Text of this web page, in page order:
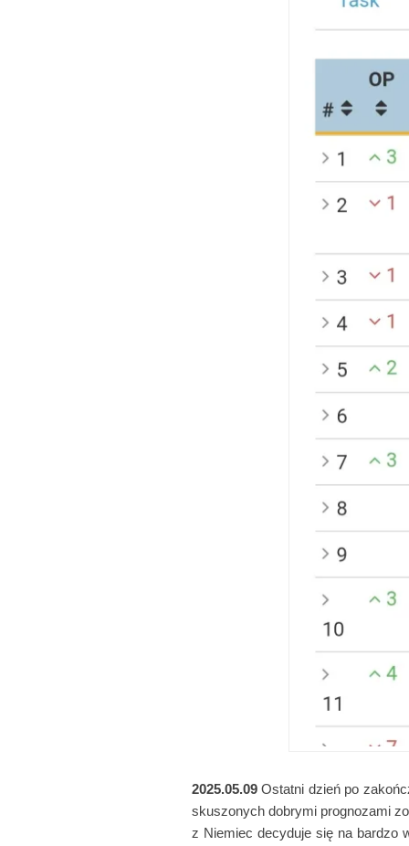
2025.05.09Ostatni dzień po
skuszonych dobrymi prognozami
z Niemiec decyduje się na bardzo